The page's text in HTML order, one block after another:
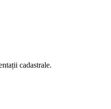
cadastrale.